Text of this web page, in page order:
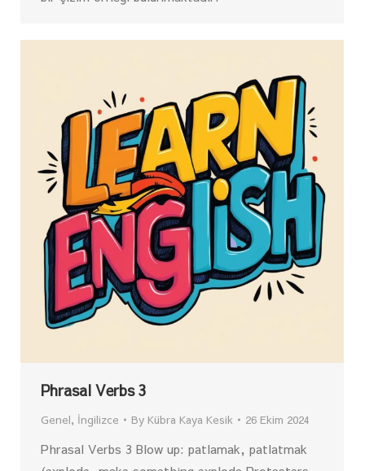
Phrasal Verbs 3
Genel, İngilizce By Kübra Kaya Kesik 26 Ekim 2024
Phrasal Verbs 3 Blow up: patlamak, patlatmak